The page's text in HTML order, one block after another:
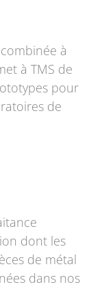
à
à TMS de
pour
de
dont les
de métal
dans nos